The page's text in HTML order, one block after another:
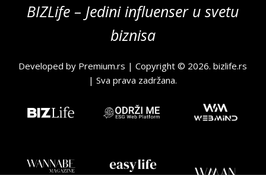
BIZLife – Jedini influenser u svetu
biznisa
Developed by Premium.rs | Copyright © 2026.bizlife.rs
| Sva prava zadržana.